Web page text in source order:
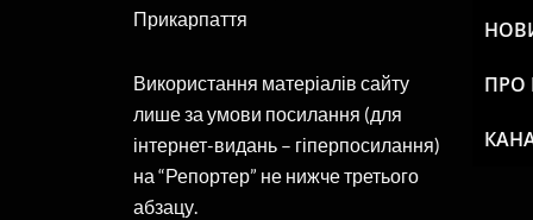
Прикарпаття
Використання матеріалів сайту
лише за умови посилання (для
інтернет-видань – гіперпосилання)
на “Репортер” не нижче третього
абзацу.
ПРО